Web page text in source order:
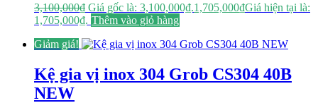
3,100,000₫ Giá gốc là: 3,100,000₫.1,705,000₫Giá hiện tại là:
1,705,000₫. Thêm vào giỏ hàng
Giảm giá!
Kệ gia vị inox 304 Grob CS304 40B
NEW